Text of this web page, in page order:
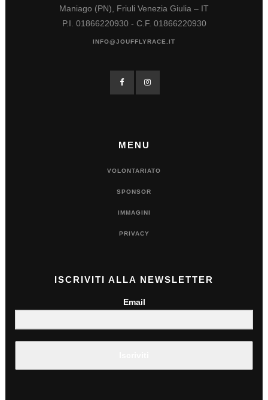
Maniago (PN), Friuli Venezia Giulia – IT
P.I. 01866220930 - C.F. 01866220930
INFO@JOUFFLYRACE.IT
MENU
VOLONTARIATO
SPONSOR
IMMAGINI
PRIVACY
ISCRIVITI ALLA NEWSLETTER
Email